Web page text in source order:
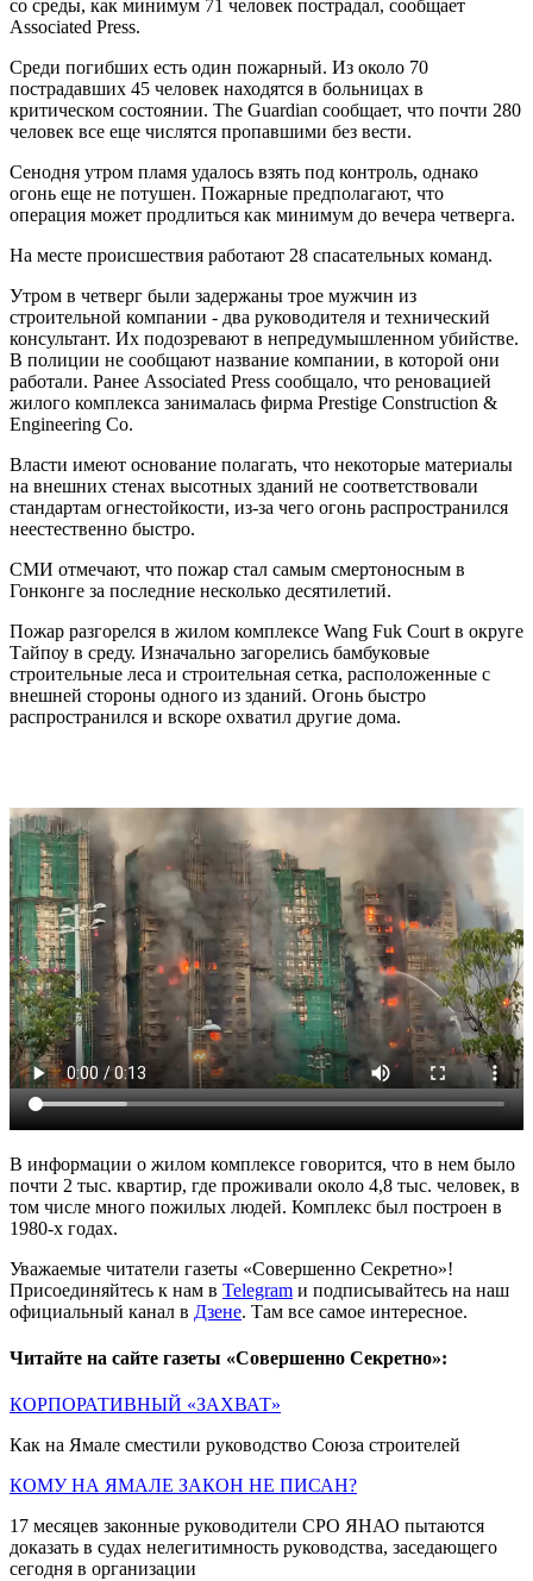
со среды, как минимум 71 человек пострадал, сообщает
Associated Press.
Среди погибших есть один пожарный. Из около 70
пострадавших 45 человек находятся в больницах в
критическом состоянии. The Guardian сообщает, что почти 280
человек все еще числятся пропавшими без вести.
Сенодня утром пламя удалось взять под контроль, однако
огонь еще не потушен. Пожарные предполагают, что
операция может продлиться как минимум до вечера четверга.
На месте происшествия работают 28 спасательных команд.
Утром в четверг были задержаны трое мужчин из
строительной компании - два руководителя и технический
консультант. Их подозревают в непредумышленном убийстве.
В полиции не сообщают название компании, в которой они
работали. Ранее Associated Press сообщало, что реновацией
жилого комплекса занималась фирма Prestige Construction &
Engineering Co.
Власти имеют основание полагать, что некоторые материалы
на внешних стенах высотных зданий не соответствовали
стандартам огнестойкости, из-за чего огонь распространился
неестественно быстро.
СМИ отмечают, что пожар стал самым смертоносным в
Гонконге за последние несколько десятилетий.
Пожар разгорелся в жилом комплексе Wang Fuk Court в округе
Тайпоу в среду. Изначально загорелись бамбуковые
строительные леса и строительная сетка, расположенные с
внешней стороны одного из зданий. Огонь быстро
распространился и вскоре охватил другие дома.
В информации о жилом комплексе говорится, что в нем было
почти 2 тыс. квартир, где проживали около 4,8 тыс. человек, в
том числе много пожилых людей. Комплекс был построен в
1980-х годах.
Уважаемые читатели газеты «Совершенно Секретно»!
Присоединяйтесь к нам в Telegram и подписывайтесь на наш
официальный канал в Дзене. Там все самое интересное.
Читайте на сайте газеты «Совершенно Секретно»:
КОРПОРАТИВНЫЙ «ЗАХВАТ»
Как на Ямале сместили руководство Союза строителей
КОМУ НА ЯМАЛЕ ЗАКОН НЕ ПИСАН?
17 месяцев законные руководители СРО ЯНАО пытаются
доказать в судах нелегитимность руководства, заседающего
сегодня в организации